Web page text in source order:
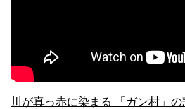
川が真っ赤に染まる 「ガン村」